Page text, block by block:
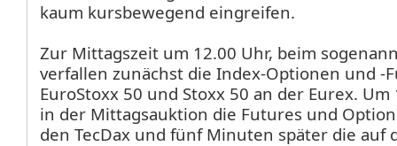
kaum kursbewegend eingreifen.
Zur Mittagszeit um 12.00 Uhr, beim
verfallen zunächst die Index-Optionen und -
EuroStoxx 50 und Stoxx 50 an der Eurex.
in der Mittagsauktion die Futures und
den TecDax und fünf Minuten später die auf